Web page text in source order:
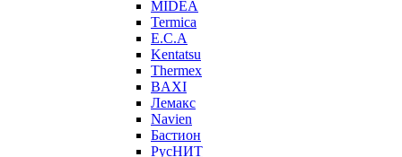
MIDEA
Termica
E.C.A
Kentatsu
Thermex
BAXI
Лемакс
Navien
Бастион
РусНИТ